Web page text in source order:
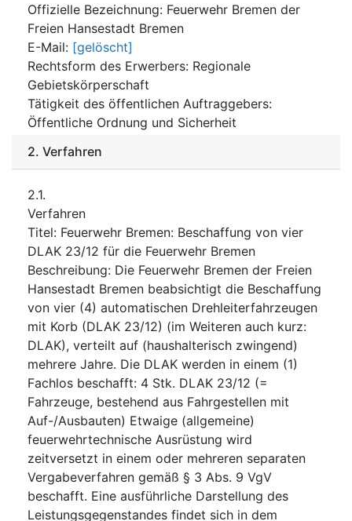
Offizielle Bezeichnung: Feuerwehr Bremen der
Freien Hansestadt Bremen
E-Mail: [gelöscht]
Rechtsform des Erwerbers: Regionale
Gebietskörperschaft
Tätigkeit des öffentlichen Auftraggebers:
Öffentliche Ordnung und Sicherheit
2. Verfahren
2.1.
Verfahren
Titel: Feuerwehr Bremen: Beschaffung von vier
DLAK 23/12 für die Feuerwehr Bremen
Beschreibung: Die Feuerwehr Bremen der Freien
Hansestadt Bremen beabsichtigt die Beschaffung
von vier (4) automatischen Drehleiterfahrzeugen
mit Korb (DLAK 23/12) (im Weiteren auch kurz:
DLAK), verteilt auf (haushalterisch zwingend)
mehrere Jahre. Die DLAK werden in einem (1)
Fachlos beschafft: 4 Stk. DLAK 23/12 (=
Fahrzeuge, bestehend aus Fahrgestellen mit
Auf-/Ausbauten) Etwaige (allgemeine)
feuerwehrtechnische Ausrüstung wird
zeitversetzt in einem oder mehreren separaten
Vergabeverfahren gemäß § 3 Abs. 9 VgV
beschafft. Eine ausführliche Darstellung des
Leistungsgegenstandes findet sich in dem